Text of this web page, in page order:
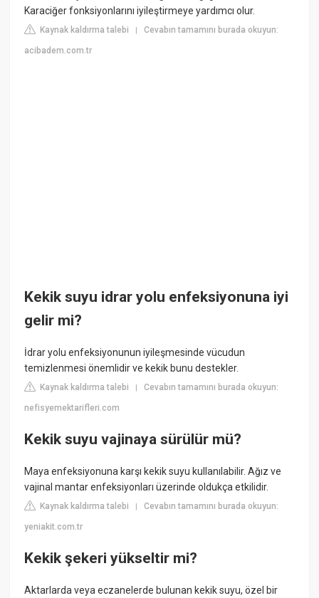
Karaciğer fonksiyonlarını iyileştirmeye yardımcı olur.
Kaynak kaldırma talebi |Cevabın tamamını burada okuyun:
acibadem.com.tr
Kekik suyu idrar yolu enfeksiyonuna iyi
gelir mi?
İdrar yolu enfeksiyonunun iyileşmesinde vücudun
temizlenmesi önemlidir ve kekik bunu destekler.
Kaynak kaldırma talebi |Cevabın tamamını burada okuyun:
nefisyemektarifleri.com
Kekik suyu vajinaya sürülür mü?
Maya enfeksiyonuna karşı kekik suyu kullanılabilir. Ağız ve
vajinal mantar enfeksiyonları üzerinde oldukça etkilidir.
Kaynak kaldırma talebi |Cevabın tamamını burada okuyun:
yeniakit.com.tr
Kekik şekeri yükseltir mi?
Aktarlarda veya eczanelerde bulunan kekik suyu, özel bir